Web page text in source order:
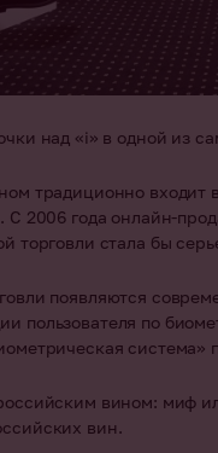
над «i» в одной из
традиционно
С 2006 года онлайн-
торговли стала бы
появляются
пользователя по
система»
вином: миф
вин.